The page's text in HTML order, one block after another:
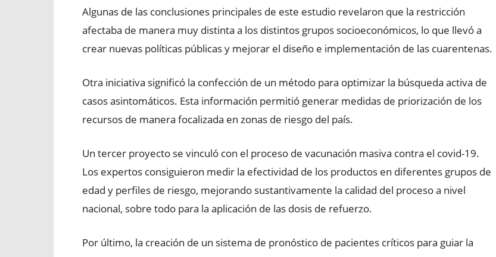
Algunas de las conclusiones principales de este estudio revelaron que la restricción
afectaba de manera muy distinta a los distintos grupos socioeconómicos, lo que llevó a
crear nuevas políticas públicas y mejorar el diseño e implementación de las cuarentenas.
Otra iniciativa significó la confección de un método para optimizar la búsqueda activa de
casos asintomáticos. Esta información permitió generar medidas de priorización de los
recursos de manera focalizada en zonas de riesgo del país.
Un tercer proyecto se vinculó con el proceso de vacunación masiva contra el covid-19.
Los expertos consiguieron medir la efectividad de los productos en diferentes grupos de
edad y perfiles de riesgo, mejorando sustantivamente la calidad del proceso a nivel
nacional, sobre todo para la aplicación de las dosis de refuerzo.
Por último, la creación de un sistema de pronóstico de pacientes críticos para guiar la